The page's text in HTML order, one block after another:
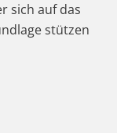
sich auf das
stützen